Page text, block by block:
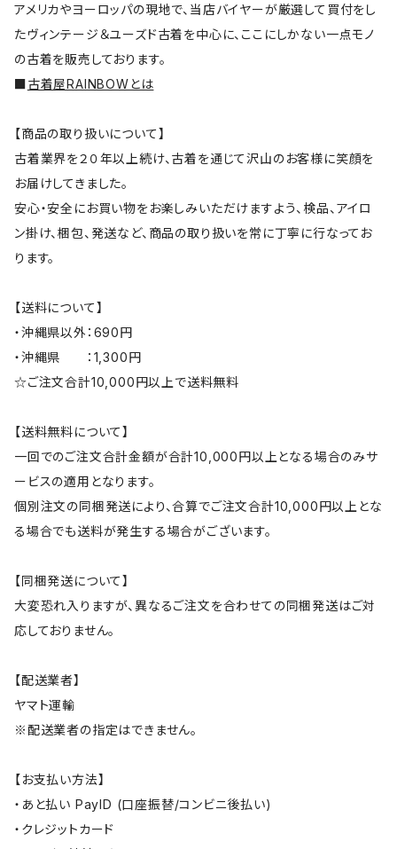
アメリカやヨーロッパの現地で、当店バイヤーが厳選して買付をし
たヴィンテージ＆ユーズド古着を中心に、ここにしかない一点モノ
の古着を販売しております。
■古着屋RAINBOWとは
【商品の取り扱いについて】
古着業界を２０年以上続け、古着を通じて沢山のお客様に笑顔を
お届けしてきました。
安心・安全にお買い物をお楽しみいただけますよう、検品、アイロ
ン掛け、梱包、発送など、商品の取り扱いを常に丁寧に行なってお
ります。
【送料について】
・沖縄県以外：690円
・沖縄県 ：1,300円
☆ご注文合計10,000円以上で送料無料
【送料無料について】
一回でのご注文合計金額が合計10,000円以上となる場合のみサ
ービスの適用となります。
個別注文の同梱発送により、合算でご注文合計10,000円以上とな
る場合でも送料が発生する場合がございます。
【同梱発送について】
大変恐れ入りますが、異なるご注文を合わせての同梱発送はご対
応しておりません。
【配送業者】
ヤマト運輸
※配送業者の指定はできません。
【お支払い方法】
・あと払い PayID (口座振替/コンビニ後払い)
・クレジットカード